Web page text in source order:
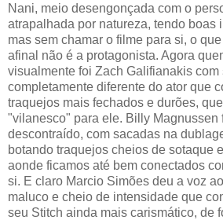
Nani, meio desengonçada com o
atrapalhada por natureza, tendo boas
mas sem chamar o filme para si, o
afinal não é a protagonista. Agora
visualmente foi Zach Galifianakis com
completamente diferente do ator que
traquejos mais fechados e durões,
"vilanesco" para ele. Billy Magnussen
descontraído, com sacadas na
botando traquejos cheios de sotaque
aonde ficamos até bem conectados
si. E claro Marcio Simões deu a voz
maluco e cheio de intensidade que
seu Stitch ainda mais carismático, de